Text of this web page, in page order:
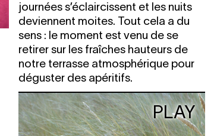
journées s’éclaircissent et les nuits
deviennent moites. Tout cela a du
sens : le moment est venu de se
retirer sur les fraîches hauteurs de
notre terrasse atmosphérique pour
déguster des apéritifs.
PLAY